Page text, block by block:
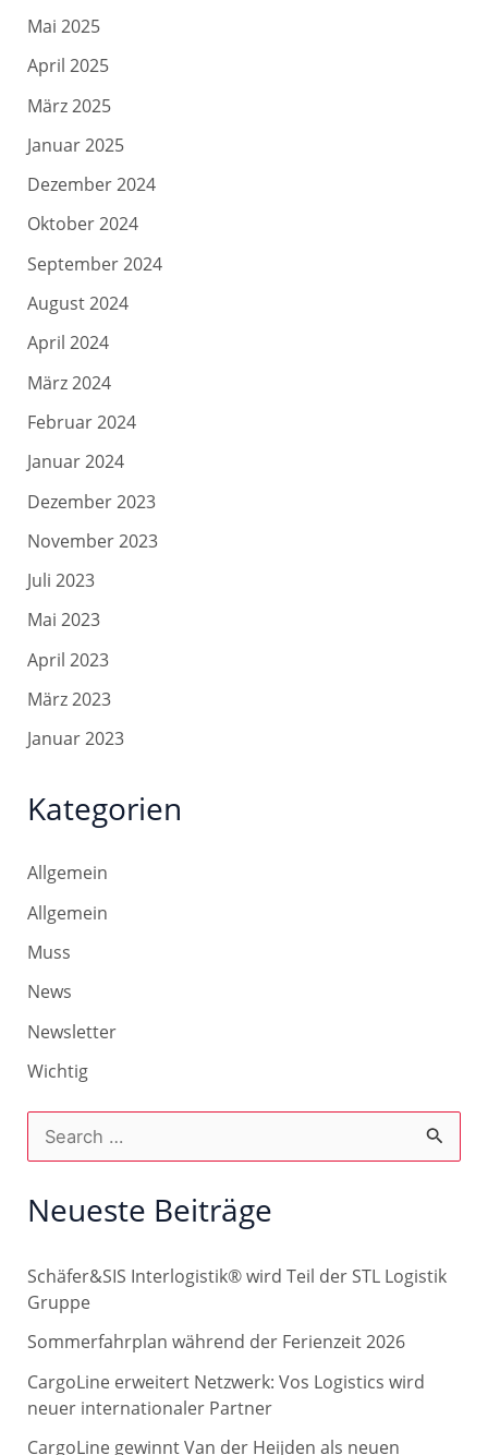
Mai 2025
April 2025
März 2025
Januar 2025
Dezember 2024
Oktober 2024
September 2024
August 2024
April 2024
März 2024
Februar 2024
Januar 2024
Dezember 2023
November 2023
Juli 2023
Mai 2023
April 2023
März 2023
Januar 2023
Kategorien
Allgemein
Allgemein
Muss
News
Newsletter
Wichtig
u
c
e
n
n
a
c
h
Neueste Beiträge
Schäfer&SIS Interlogistik® wird Teil der STL Logistik
Gruppe
Sommerfahrplan während der Ferienzeit 2026
CargoLine erweitert Netzwerk: Vos Logistics wird
neuer internationaler Partner
CargoLine gewinnt Van der Heijden als neuen